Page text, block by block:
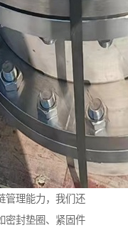
管理能力，我们还
密封垫圈、紧固件